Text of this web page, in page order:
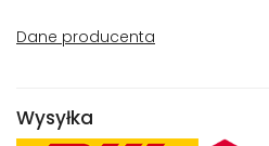
Dane producenta
Wysyłka